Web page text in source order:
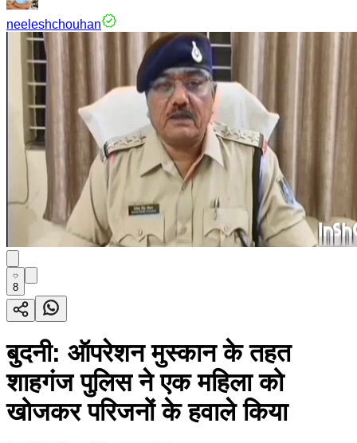
neeleshchouhan
8
बुदनी: ऑपरेशन मुस्कान के तहत
शाहगंज पुलिस ने एक महिला को
खोजकर परिजनों के हवाले किया